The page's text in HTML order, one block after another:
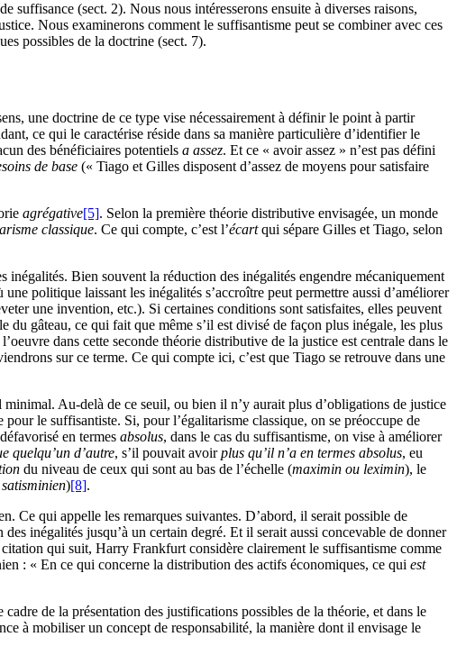
suffisance (sect. 2). Nous nous intéresserons ensuite à diverses raisons,
Nous examinerons comment le suffisantisme peut se combiner avec ces
possibles de la doctrine (sect. 7).
une doctrine de ce type vise nécessairement à définir le point à partir
ce qui le caractérise réside dans sa manière particulière d’identifier le
des bénéficiaires potentiels a assez. Et ce « avoir assez » n’est pas défini
de base (« Tiago et Gilles disposent d’assez de moyens pour satisfaire
agrégative[5]. Selon la première théorie distributive envisagée, un monde
classique. Ce qui compte, c’est l’écartqui sépare Gilles et Tiago, selon
inégalités. Bien souvent la réduction des inégalités engendre mécaniquement
politique laissant les inégalités s’accroître peut permettre aussi d’améliorer
une invention, etc.). Si certaines conditions sont satisfaites, elles peuvent
gâteau, ce qui fait que même s’il est divisé de façon plus inégale, les plus
dans cette seconde théorie distributive de la justice est centrale dans le
sur ce terme. Ce qui compte ici, c’est que Tiago se retrouve dans une
Au-delà de ce seuil, ou bien il n’y aurait plus d’obligations de justice
le suffisantiste. Si, pour l’égalitarisme classique, on se préoccupe de
en termes absolus, dans le cas du suffisantisme, on vise à améliorer
quelqu’un d’autre, s’il pouvait avoirplus qu’il n’a en termes absolus, eu
du niveau de ceux qui sont au bas de l’échelle (maximin ou leximin), le
satisminien)[8].
Ce qui appelle les remarques suivantes. D’abord, il serait possible de
inégalités jusqu’à un certain degré. Et il serait aussi concevable de donner
qui suit, Harry Frankfurt considère clairement le suffisantisme comme
: « En ce qui concerne la distribution des actifs économiques, ce qui est
de la présentation des justifications possibles de la théorie, et dans le
à mobiliser un concept de responsabilité, la manière dont il envisage le